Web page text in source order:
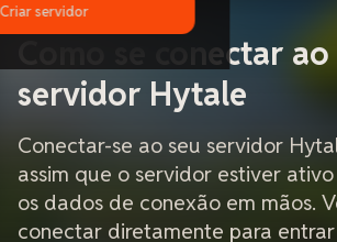
Criar servidor
Como se conectar
servidor Hytale
Conectar-se ao seu servidor
assim que o servidor estiver
os dados de conexão em mãos.
conectar diretamente para